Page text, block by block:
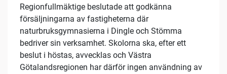
Regionfullmäktige beslutade att godkänna
försäljningarna av fastigheterna där
naturbruksgymnasierna i Dingle och Stömma
bedriver sin verksamhet. Skolorna ska, efter ett
beslut i höstas, avvecklas och Västra
Götalandsregionen har därför ingen användning av